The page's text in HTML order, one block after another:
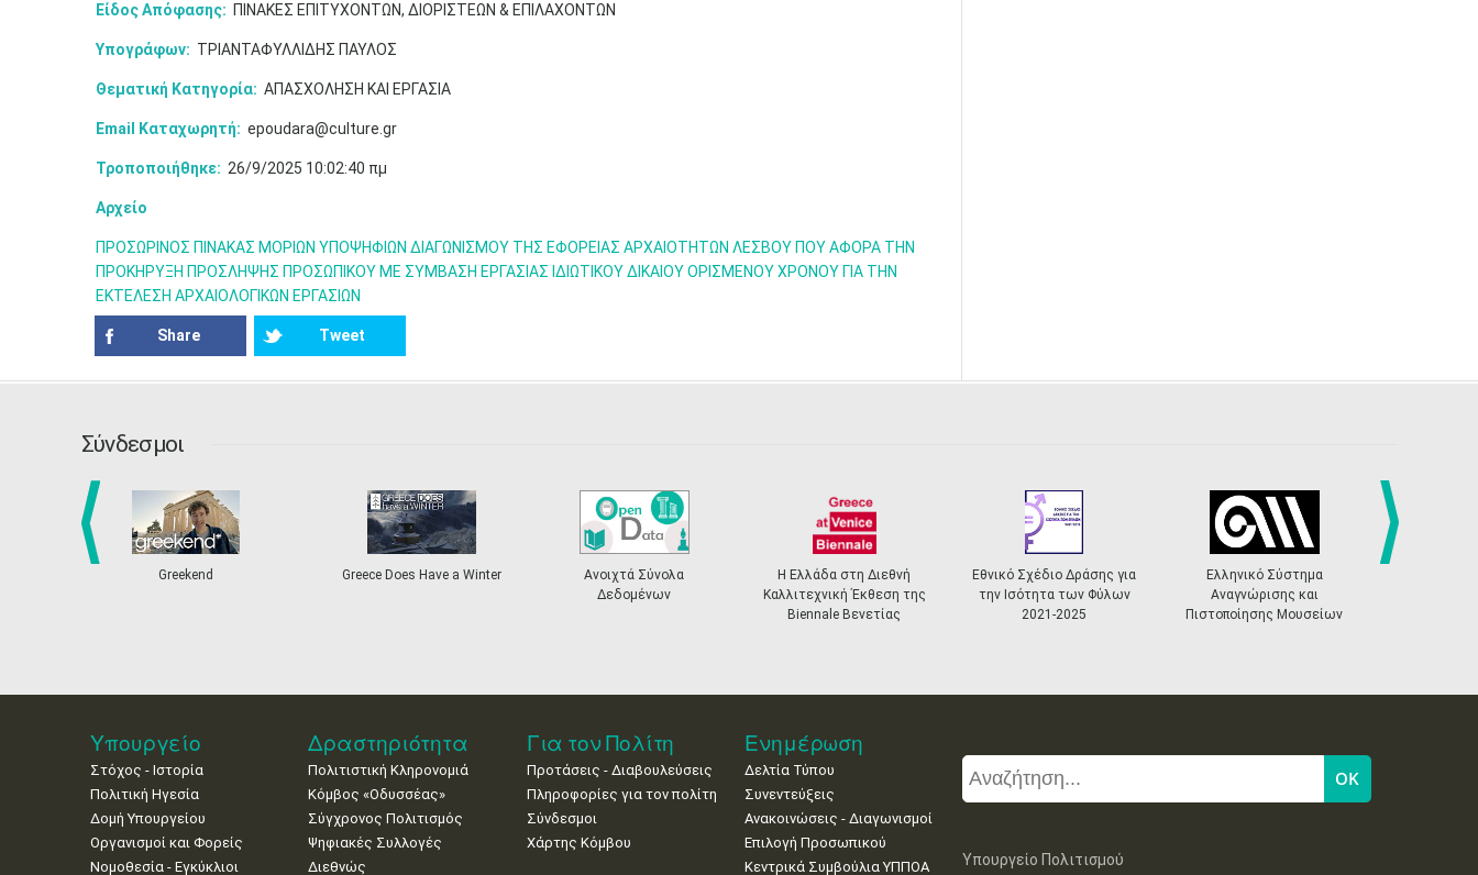
Είδος Απόφασης: ΠΙΝΑΚΕΣ ΕΠΙΤΥΧΟΝΤΩΝ, ΔΙΟΡΙΣΤΕΩΝ & ΕΠΙΛΑΧΟΝΤΩΝ
Υπογράφων: ΤΡΙΑΝΤΑΦΥΛΛΙΔΗΣ ΠΑΥΛΟΣ
Θεματική Κατηγορία: ΑΠΑΣΧΟΛΗΣΗ ΚΑΙ ΕΡΓΑΣΙΑ
Email Καταχωρητή: epoudara@culture.gr
Τροποποιήθηκε: 26/9/2025 10:02:40 πμ
Αρχείο
ΠΡΟΣΩΡΙΝΟΣ ΠΙΝΑΚΑΣ ΜΟΡΙΩΝ ΥΠΟΨΗΦΙΩΝ ΔΙΑΓΩΝΙΣΜΟΥ ΤΗΣ ΕΦΟΡΕΙΑΣ ΑΡΧΑΙΟΤΗΤΩΝ ΛΕΣΒΟΥ ΠΟΥ ΑΦΟΡΑ ΤΗΝ
ΠΡΟΚΗΡΥΞΗ ΠΡΟΣΛΗΨΗΣ ΠΡΟΣΩΠΙΚΟΥ ΜΕ ΣΥΜΒΑΣΗ ΕΡΓΑΣΙΑΣ ΙΔΙΩΤΙΚΟΥ ΔΙΚΑΙΟΥ ΟΡΙΣΜΕΝΟΥ ΧΡΟΝΟΥ ΓΙΑ ΤΗΝ
ΕΚΤΕΛΕΣΗ ΑΡΧΑΙΟΛΟΓΙΚΩΝ ΕΡΓΑΣΙΩΝ
Share Tweet
Σύνδεσμοι
Greekend Greece Does Have a Winter
Ανοιχτά Σύνολα
Δεδομένων
Η Ελλάδα στη Διεθνή
Καλλιτεχνική Έκθεση της
Biennale Βενετίας
Εθνικό Σχέδιο Δράσης για
την Ισότητα των Φύλων
2021-2025
Ελληνικό Σύστημα
Αναγνώρισης και
Πιστοποίησης Μουσείων
Υπουργείο
Στόχος - Ιστορία
Πολιτική Ηγεσία
Δομή Υπουργείου
Οργανισμοί και Φορείς
Νομοθεσία - Εγκύκλιοι
Δραστηριότητα
Πολιτιστική Κληρονομιά
Κόμβος «Οδυσσέας»
Σύγχρονος Πολιτισμός
Ψηφιακές Συλλογές
Διεθνώς
Για τον Πολίτη
Προτάσεις - Διαβουλεύσεις
Πληροφορίες για τον πολίτη
Σύνδεσμοι
Χάρτης Κόμβου
Ενημέρωση
Δελτία Τύπου
Συνεντεύξεις
Ανακοινώσεις - Διαγωνισμοί
Επιλογή Προσωπικού
Κεντρικά Συμβούλια ΥΠΠΟΑ
Υπουργείο Πολιτισμού